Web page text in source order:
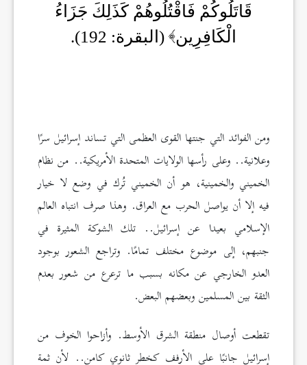
قَاتَلُوكُمْ فَاقْتُلُوهُمْ كَذَلِكَ جَزَاءُ
الْكَافِرِين
(البقرة: 192).
ومن الفوائد التي جنتها القوى العظمى التي تساند إسرائيل سرًا
وعلانية.. وعلى رأسها الولايات المتحدة الأمريكية.. من نظام
الخميني والخمينية، هو أن الخميني تُرك في وضع لا خيار
فيه إلا أن يواصل الحرب مع العراق. وهذا صرف انتباه العالم
الإسلامي بعيدا عن إسرائيل.. تلك الشوكة المثيرة في
جنبهم، إلى موضوع مختلف تمامًا. وتراجع الشعور بوجود
العدو الخارجي عن مكانه بسبب ما ترعرع من شعور بعدم
الثقة بين المسلمين وبعضهم البعض.
تقطعت أوصال منطقة الشرق الأوسط. وأزاحوا الخوف من
إسرائيل جانبًا على الأرفف كخطر ثانوي كامن.. لأن ثمة